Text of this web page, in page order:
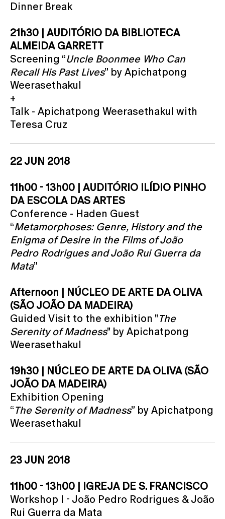
Dinner Break
21h30 | AUDITÓRIO DA BIBLIOTECA
ALMEIDA GARRETT
Screening “Uncle Boonmee Who Can
Recall His Past Lives” by Apichatpong
Weerasethakul
+
Talk - Apichatpong Weerasethakul with
Teresa Cruz
22 JUN 2018
11h00 - 13h00 | AUDITÓRIO ILÍDIO PINHO
DA ESCOLA DAS ARTES
Conference - Haden Guest
“Metamorphoses: Genre, History and the
Enigma of Desire in the Films of João
Pedro Rodrigues and João Rui Guerra da
Mata”
Afternoon | NÚCLEO DE ARTE DA OLIVA
(SÃO JOÃO DA MADEIRA)
Guided Visit to the exhibition "The
Serenity of Madness" by Apichatpong
Weerasethakul
19h30 | NÚCLEO DE ARTE DA OLIVA (SÃO
JOÃO DA MADEIRA)
Exhibition Opening
“The Serenity of Madness” by Apichatpong
Weerasethakul
23 JUN 2018
11h00 - 13h00 | IGREJA DE S. FRANCISCO
Workshop I - João Pedro Rodrigues & João
Rui Guerra da Mata